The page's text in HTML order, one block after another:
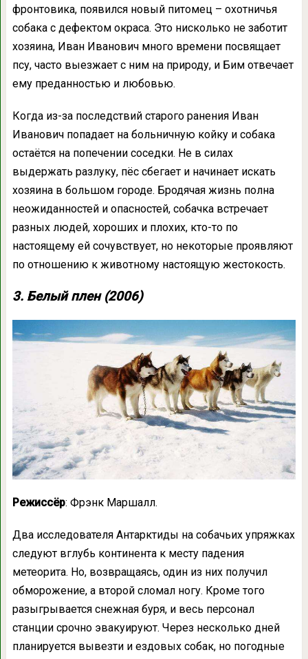
фронтовика, появился новый питомец – охотничья
собака с дефектом окраса. Это нисколько не заботит
хозяина, Иван Иванович много времени посвящает
псу, часто выезжает с ним на природу, и Бим отвечает
ему преданностью и любовью.
Когда из-за последствий старого ранения Иван
Иванович попадает на больничную койку и собака
остаётся на попечении соседки. Не в силах
выдержать разлуку, пёс сбегает и начинает искать
хозяина в большом городе. Бродячая жизнь полна
неожиданностей и опасностей, собачка встречает
разных людей, хороших и плохих, кто-то по
настоящему ей сочувствует, но некоторые проявляют
по отношению к животному настоящую жестокость.
3. Белый плен (2006)
Режиссёр: Фрэнк Маршалл.
Два исследователя Антарктиды на собачьих упряжках
следуют вглубь континента к месту падения
метеорита. Но, возвращаясь, один из них получил
обморожение, а второй сломал ногу. Кроме того
разыгрывается снежная буря, и весь персонал
станции срочно эвакуируют. Через несколько дней
планируется вывезти и ездовых собак, но погодные